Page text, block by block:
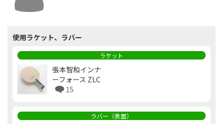
使用ラケット、ラバー
ラケット
張本智和インナ
ーフォース ZLC
15
ラバー（表面）